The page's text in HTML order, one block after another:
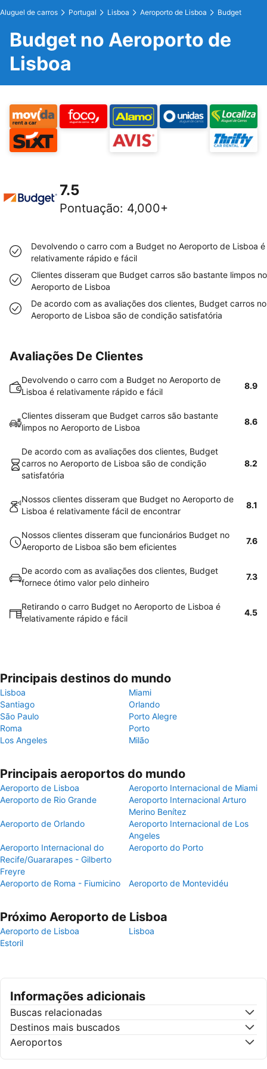
Aluguel de carros Portugal Lisboa Aeroporto de Lisboa Budget
Budget no Aeroporto de
Lisboa
7.5
Pontuação: 4,000+
Devolvendo o carro com a Budget no Aeroporto de Lisboa é
relativamente rápido e fácil
Clientes disseram que Budget carros são bastante limpos no
Aeroporto de Lisboa
De acordo com as avaliações dos clientes, Budget carros no
Aeroporto de Lisboa são de condição satisfatória
Avaliações De Clientes
Devolvendo o carro com a Budget no Aeroporto de
Lisboa é relativamente rápido e fácil
8.9
Clientes disseram que Budget carros são bastante
limpos no Aeroporto de Lisboa
8.6
De acordo com as avaliações dos clientes, Budget
carros no Aeroporto de Lisboa são de condição
satisfatória
8.2
Nossos clientes disseram que Budget no Aeroporto de
Lisboa é relativamente fácil de encontrar
8.1
Nossos clientes disseram que funcionários Budget no
Aeroporto de Lisboa são bem eficientes
7.6
De acordo com as avaliações dos clientes, Budget
fornece ótimo valor pelo dinheiro
7.3
Retirando o carro Budget no Aeroporto de Lisboa é
relativamente rápido e fácil
4.5
Principais destinos do mundo
Lisboa
Miami
Santiago
Orlando
São Paulo
Porto Alegre
Roma
Porto
Los Angeles
Milão
Principais aeroportos do mundo
Aeroporto de Lisboa
Aeroporto Internacional de Miami
Aeroporto de Rio Grande
Aeroporto Internacional Arturo
Merino Benítez
Aeroporto de Orlando
Aeroporto Internacional de Los
Angeles
Aeroporto Internacional do
Recife/Guararapes - Gilberto
Freyre
Aeroporto do Porto
Aeroporto de Roma - Fiumicino Aeroporto de Montevidéu
Próximo Aeroporto de Lisboa
Aeroporto de Lisboa
Lisboa
Estoril
Informações adicionais
Buscas relacionadas
Destinos mais buscados
Aeroportos